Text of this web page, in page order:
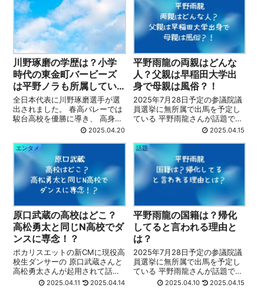
川野琢磨の学歴は？小学
時代の東金町バービーズ
は平野ノラも所属してい
た！
全日本代表に川野琢磨選手が選
出されました。 春高バレーでは
駿台高校を優勝に導き、 高身長
イケメンで注目されましたね！
学・中学・高校はどこ？） 川野
琢磨の小学・中学・高校時代の
エピソードまとめ こちらについ
て紹...
2025.04.20
平野雨龍の両親はどんな
人？父親は早稲田大学出
身で母親は風俗？！
2025年7月28日予定の参議院議
員選挙に無所属で出馬を予定し
ている 平野雨龍さんが話題です
31歳という若さで、日本を守り
活動をしている姿は頼もしいで
すね。 どんなご両親に育てられ
たのか気になる方も多いのは
な...
2025.04.15
エンタメ
原口武蔵の高校はどこ？
高松勇太と同じN高校でダ
ンスに専念！？
ポカリスエットの新CMに現役高
校生ダンサーの 原口武蔵さんと
高松勇太さんが起用されて話題
です！ 原口武蔵さんはどこの学
2025.04.11 2025.04.14
話題
平野雨龍の国籍は？帰化
してると言われる理由と
は？
2025年7月28日予定の参議院議
員選挙に無所属で出馬を予定し
ている 平野雨龍さんが話題です
平野雨龍さんは、中国共産党へ
2025.04.10 2025.04.15